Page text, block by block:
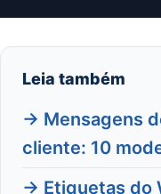
Leia também
→ Mensagens
cliente: 10
→ Etiquetas do